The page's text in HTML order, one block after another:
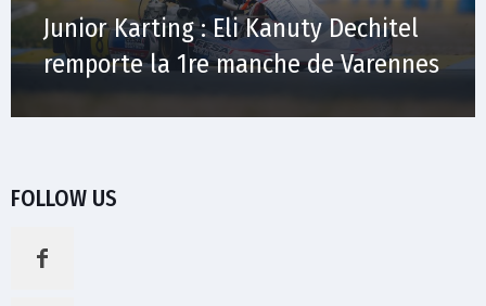
Junior Karting : Eli Kanuty Dechitel
remporte la 1re manche de Varennes
FOLLOW US